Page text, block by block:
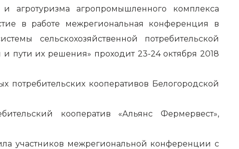
агротуризма агропромышленного комплекса
в работе межрегиональная конференция в
сельскохозяйственной потребительской
их решения» проходит 23-24 октября 2018
потребительских кооперативов Белогородской
кооператив «Альянс Фермервест»,
участников межрегиональной конференции с